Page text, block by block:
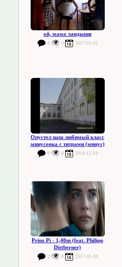
ой, мама ландыши
0 0 2017-01-15
Опустел наш любимый класс
минусовка с титрами (минус)
0 0 2016-12-19
Prinz Pi - 1,40m (feat. Philipp
Dittberner)
0 0 2017-01-18